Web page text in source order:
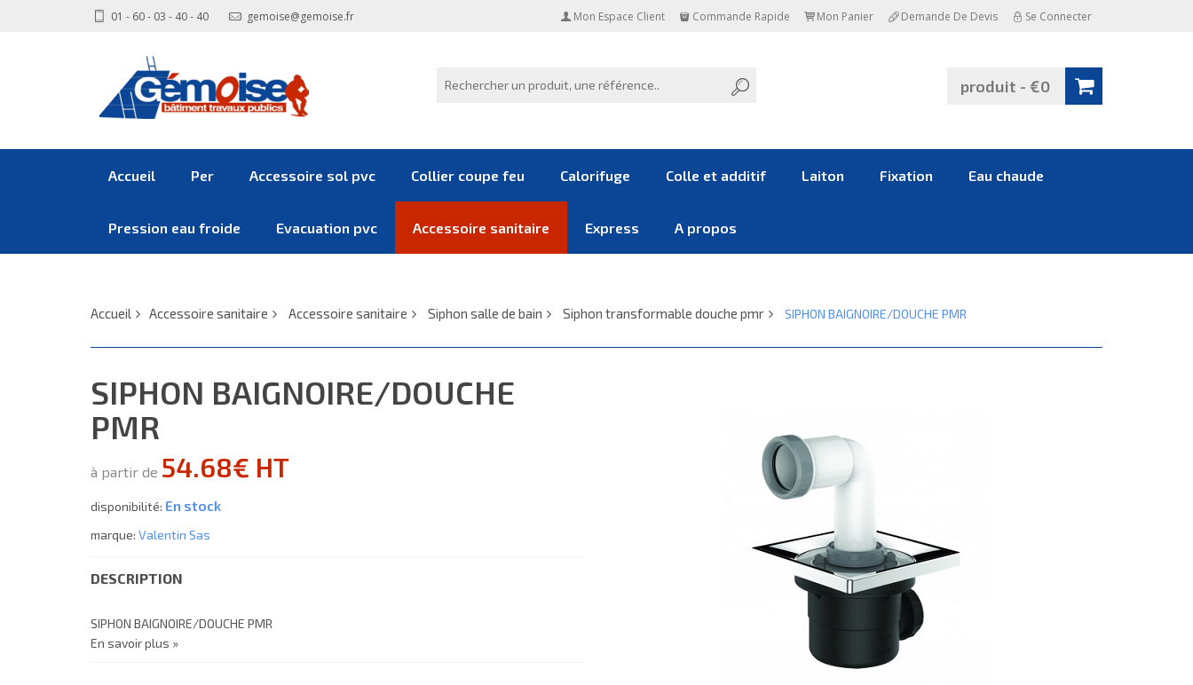
01 - 60 - 03 - 40 - 40 gemoise@gemoise.fr Mon Espace Client Commande Rapide Mon Panier Demande De Devis Se Connecter
produit - €0
Accueil Per Accessoire sol pvc Collier coupe feu Calorifuge Colle et additif Laiton Fixation Eau chaude
Pression eau froide Evacuation pvc Accessoire sanitaire Express A propos
Accueil Accessoire sanitaire Accessoire sanitaire Siphon salle de bain Siphon transformable douche pmr SIPHON BAIGNOIRE/DOUCHE PMR
SIPHON BAIGNOIRE/DOUCHE
PMR
à partir de 54.68€ HT
disponibilité: En stock
marque: Valentin Sas
DESCRIPTION
SIPHON BAIGNOIRE/DOUCHE PMR
En savoir plus »